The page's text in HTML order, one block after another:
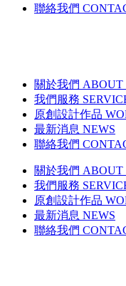
聯絡我們
關於我們 ABOUT
我們服務
原創設計作品
最新消息 NEWS
聯絡我們
關於我們 ABOUT
我們服務
原創設計作品
最新消息 NEWS
聯絡我們